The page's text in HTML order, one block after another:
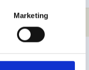
Marketing